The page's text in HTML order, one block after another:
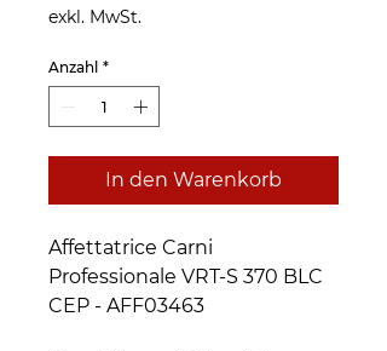
exkl. MwSt.
Anzahl *
In den Warenkorb
Affettatrice Carni
Professionale VRT-S 370 BLC
CEP - AFF03463